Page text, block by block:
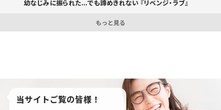
幼なじみに振られた...でも諦めきれない 『リベンジ・ラブ』
もっと見る
当サイトご覧の皆様！